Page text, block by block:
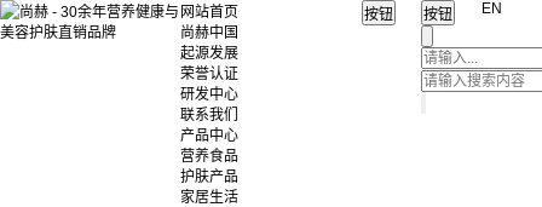
网站首页
尚赫中国
起源发展
荣誉认证
研发中心
联系我们
产品中心
营养食品
护肤产品
家居生活
EN